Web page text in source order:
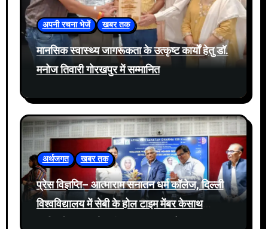
अपनी रचना भेजें खबर तक
मानसिक स्वास्थ्य जागरूकता के उत्कृष्ट कार्यों हेतु डॉ.
मनोज तिवारी गोरखपुर में सम्मानित
अर्थजगत खबर तक
प्रेस विज्ञप्ति– आत्माराम सनातन धर्म कॉलेज, दिल्ली
विश्वविद्यालय में सेबी के होल टाइम मेंबर केसाथ